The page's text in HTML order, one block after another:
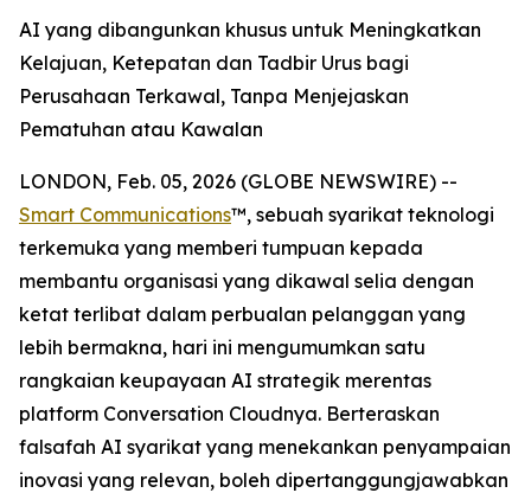
AI yang dibangunkan khusus untuk Meningkatkan
Kelajuan, Ketepatan dan Tadbir Urus bagi
Perusahaan Terkawal, Tanpa Menjejaskan
Pematuhan atau Kawalan
LONDON, Feb. 05, 2026 (GLOBE NEWSWIRE) --
Smart Communications™, sebuah syarikat teknologi
terkemuka yang memberi tumpuan kepada
membantu organisasi yang dikawal selia dengan
ketat terlibat dalam perbualan pelanggan yang
lebih bermakna, hari ini mengumumkan satu
rangkaian keupayaan AI strategik merentas
platform Conversation Cloudnya. Berteraskan
falsafah AI syarikat yang menekankan penyampaian
inovasi yang relevan, boleh dipertanggungjawabkan